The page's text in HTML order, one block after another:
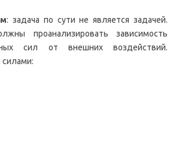
: задача по сути не является задачей.
проанализировать зависимость
сил от внешних воздействий.
силами: